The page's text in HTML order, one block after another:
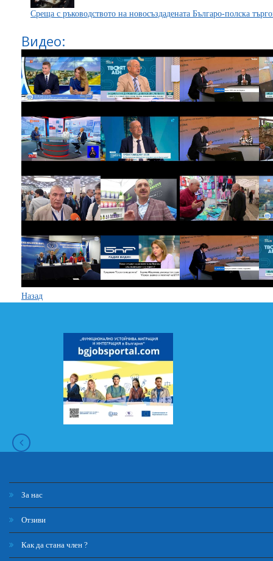
Среща с ръководството на новосъздадената Българо-полска
Видео:
Назад
За нас
Отзиви
Как да стана член ?